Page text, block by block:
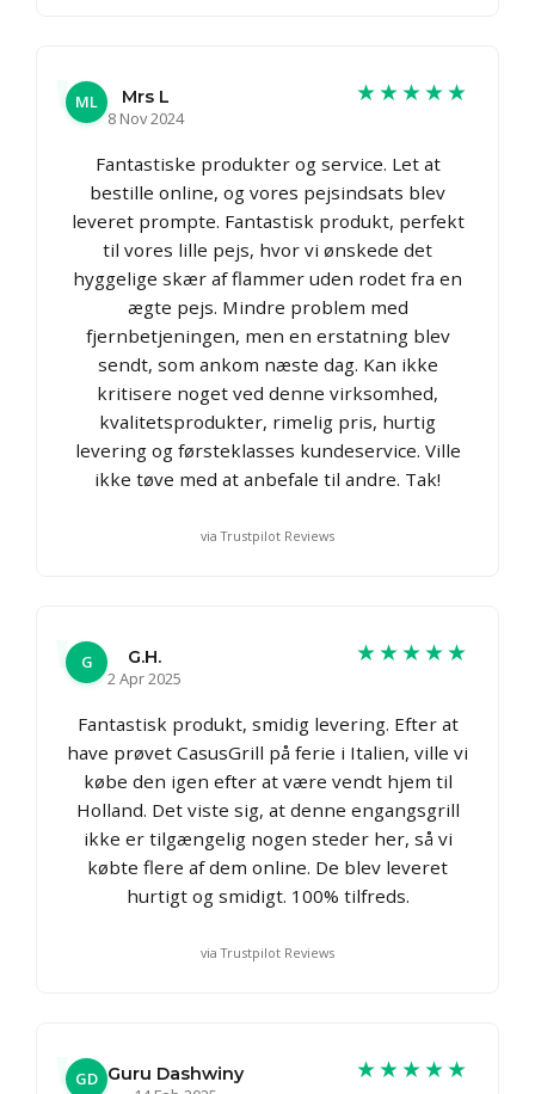
ML
Mrs L
8 Nov 2024
★★★★★
Fantastiske produkter og service. Let at
bestille online, og vores pejsindsats blev
leveret prompte. Fantastisk produkt, perfekt
til vores lille pejs, hvor vi ønskede det
hyggelige skær af flammer uden rodet fra en
ægte pejs. Mindre problem med
fjernbetjeningen, men en erstatning blev
sendt, som ankom næste dag. Kan ikke
kritisere noget ved denne virksomhed,
kvalitetsprodukter, rimelig pris, hurtig
levering og førsteklasses kundeservice. Ville
ikke tøve med at anbefale til andre. Tak!
via Trustpilot Reviews
G
G.H.
2 Apr 2025
★★★★★
Fantastisk produkt, smidig levering. Efter at
have prøvet CasusGrill på ferie i Italien, ville vi
købe den igen efter at være vendt hjem til
Holland. Det viste sig, at denne engangsgrill
ikke er tilgængelig nogen steder her, så vi
købte flere af dem online. De blev leveret
hurtigt og smidigt. 100% tilfreds.
via Trustpilot Reviews
GD Guru Dashwiny
★★★★★